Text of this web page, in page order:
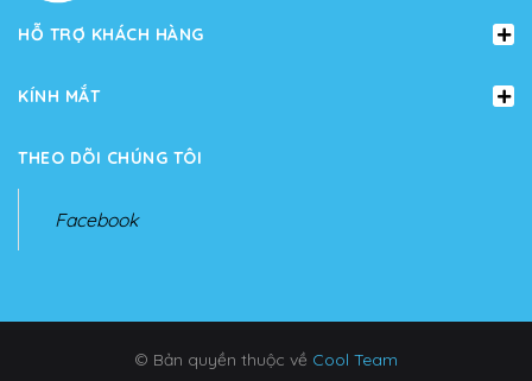
HỖ TRỢ KHÁCH HÀNG
KÍNH MẮT
THEO DÕI CHÚNG TÔI
Facebook
© Bản quyền thuộc về Cool Team